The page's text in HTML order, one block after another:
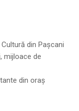
din Pașcani
mijloace de
din oraș